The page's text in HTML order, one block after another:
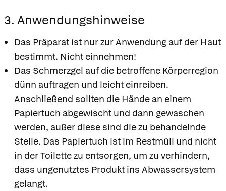
3. Anwendungshinweise
Das Präparat ist nur zur Anwendung auf der Haut
bestimmt. Nicht einnehmen!
Das Schmerzgel auf die betroffene Körperregion
dünn auftragen und leicht einreiben.
Anschließend sollten die Hände an einem
Papiertuch abgewischt und dann gewaschen
werden, außer diese sind die zu behandelnde
Stelle. Das Papiertuch ist im Restmüll und nicht
in der Toilette zu entsorgen, um zu verhindern,
dass ungenutztes Produkt ins Abwassersystem
gelangt.